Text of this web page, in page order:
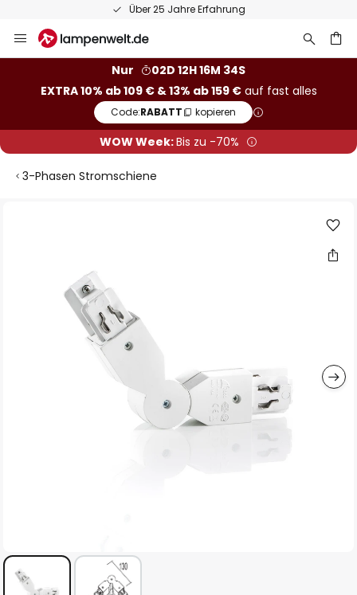
Über 25 Jahre Erfahrung
Inhalt
Nur
02D 12H 16M 34S
EXTRA 10% ab 109 € & 13% ab 159 €auf fast alles
Code:RABATT kopieren
WOW Week:Bis zu -70%
3-Phasen Stromschiene